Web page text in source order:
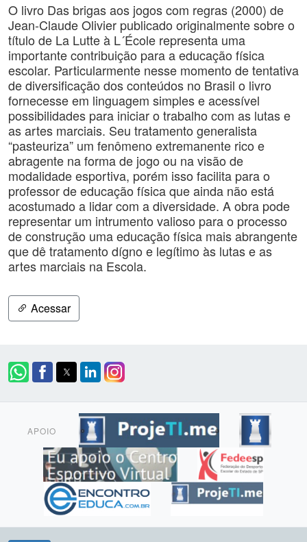
O livro Das brigas aos jogos com regras (2000) de
Jean-Claude Olivier publicado originalmente sobre o
título de La Lutte à L´École representa uma
importante contribuição para a educação física
escolar. Particularmente nesse momento de tentativa
de diversificação dos conteúdos no Brasil o livro
fornecesse em linguagem simples e acessível
possibilidades para iniciar o trabalho com as lutas e
as artes marciais. Seu tratamento generalista
“pasteuriza” um fenômeno extremanente rico e
abragente na forma de jogo ou na visão de
modalidade esportiva, porém isso facilita para o
professor de educação física que ainda não está
acostumado a lidar com a diversidade. A obra pode
representar um intrumento valioso para o processo
de construção uma educação física mais abrangente
que dê tratamento dígno e legítimo às lutas e as
artes marciais na Escola.
Acessar
APOIO